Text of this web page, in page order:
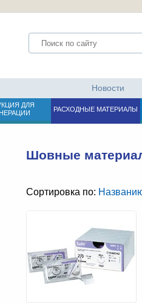
Новости
ДЛЯ
РАСХОДНЫЕ МАТЕРИАЛЫ
Шовные
Сортировка по: